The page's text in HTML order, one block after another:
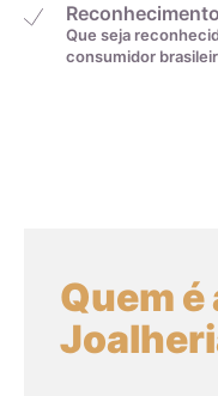
Reconhecimento
Que seja
consumidor
Quem é